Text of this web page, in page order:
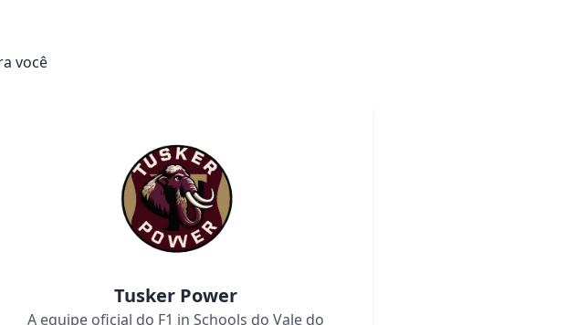
você
Tusker Power
A equipe oficial do F1 in Schools do Vale do